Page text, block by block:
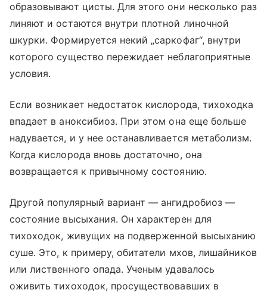
образовывают цисты. Для этого они несколько раз
линяют и остаются внутри плотной линочной
шкурки. Формируется некий „саркофаг“, внутри
которого существо пережидает неблагоприятные
условия.
Если возникает недостаток кислорода, тихоходка
впадает в аноксибиоз. При этом она еще больше
надувается, и у нее останавливается метаболизм.
Когда кислорода вновь достаточно, она
возвращается к привычному состоянию.
Другой популярный вариант — ангидробиоз —
состояние высыхания. Он характерен для
тихоходок, живущих на подверженной высыханию
суше. Это, к примеру, обитатели мхов, лишайников
или лиственного опада. Ученым удавалось
оживить тихоходок, просуществовавших в